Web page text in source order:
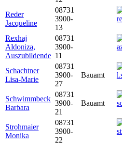
Reder
Jacqueline
08731
3900-
13
Rexhaj
Aldoniza,
Auszubildende
08731
3900-
11
Schachtner
Lisa-Marie
08731
3900-
27
Bauamt
Schwimmbeck
Barbara
08731
3900-
21
Bauamt
Strohmaier
Monika
08731
3900-
22